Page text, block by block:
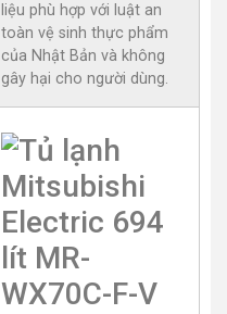
liệu phù hợp với luật an
toàn vệ sinh thực phẩm
của Nhật Bản và không
gây hại cho người dùng.